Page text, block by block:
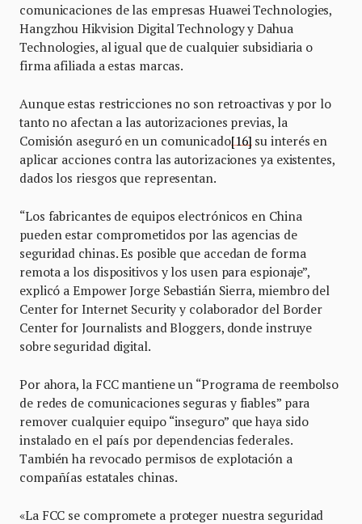
comunicaciones de las empresas Huawei Technologies,
Hangzhou Hikvision Digital Technology y Dahua
Technologies, al igual que de cualquier subsidiaria o
firma afiliada a estas marcas.
Aunque estas restricciones no son retroactivas y por lo
tanto no afectan a las autorizaciones previas, la
Comisión aseguró en un comunicado[16] su interés en
aplicar acciones contra las autorizaciones ya existentes,
dados los riesgos que representan.
“Los fabricantes de equipos electrónicos en China
pueden estar comprometidos por las agencias de
seguridad chinas. Es posible que accedan de forma
remota a los dispositivos y los usen para espionaje”,
explicó a Empower Jorge Sebastián Sierra, miembro del
Center for Internet Security y colaborador del Border
Center for Journalists and Bloggers, donde instruye
sobre seguridad digital.
Por ahora, la FCC mantiene un “Programa de reembolso
de redes de comunicaciones seguras y fiables” para
remover cualquier equipo “inseguro” que haya sido
instalado en el país por dependencias federales.
También ha revocado permisos de explotación a
compañías estatales chinas.
«La FCC se compromete a proteger nuestra seguridad